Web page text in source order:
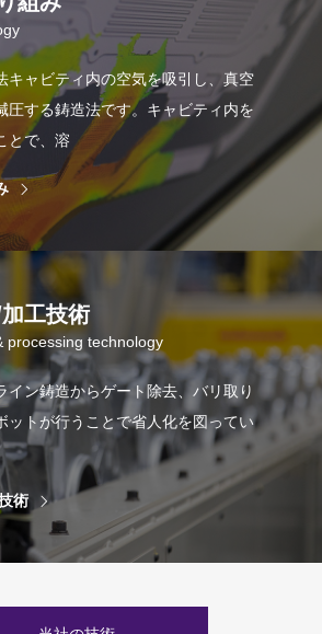
キャビティ内の空気を吸引し、真空
圧する鋳造法です。キャビティ内を
とで、溶
工技術
processing technology
イン鋳造からゲート除去、バリ取り
ットが行うことで省人化を図ってい
術